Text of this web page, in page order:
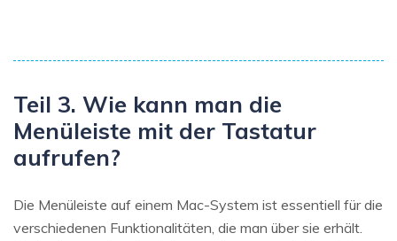
Teil 3. Wie kann man die
Menüleiste mit der Tastatur
aufrufen?
Die Menüleiste auf einem Mac-System ist essentiell für die
verschiedenen Funktionalitäten, die man über sie erhält.